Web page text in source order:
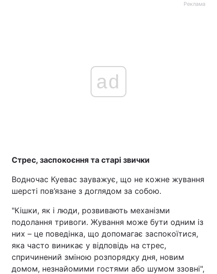
Реклама
ad
Стрес, заспокоєння та старі звички
Водночас Куевас зауважує, що не кожне жування
шерсті пов’язане з доглядом за собою.
"Кішки, як і люди, розвивають механізми
подолання тривоги. Жування може бути одним із
них – це поведінка, що допомагає заспокоїтися,
яка часто виникає у відповідь на стрес,
спричинений зміною розпорядку дня, новим
домом, незнайомими гостями або шумом ззовні",